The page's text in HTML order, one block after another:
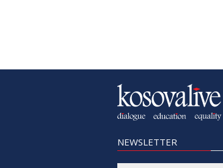
NEWSLETTER